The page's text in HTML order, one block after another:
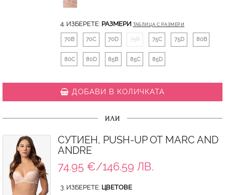
4. ИЗБЕРЕТЕ: РАЗМЕРИ ТАБЛИЦА С РАЗМЕРИ
70B 70C 70D 75B 75C 75D 80B
80C 80D 85B 85C 85D
ДОБАВИ В КОЛИЧКАТА
ИЛИ
СУТИЕН, PUSH-UP ОТ MARC AND
ANDRE
74.95 €/146.59 ЛВ.
3. ИЗБЕРЕТЕ: ЦВЕТОВЕ